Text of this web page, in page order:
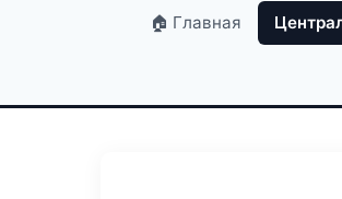
🏠 Главная